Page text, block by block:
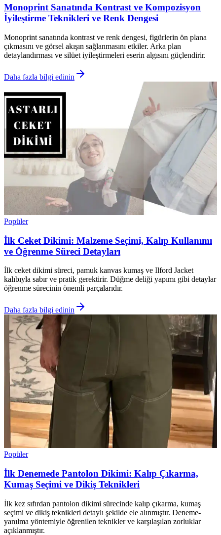
Monoprint Sanatında Kontrast ve Kompozisyon
İyileştirme Teknikleri ve Renk Dengesi
Monoprint sanatında kontrast ve renk dengesi, figürlerin ön plana
çıkmasını ve görsel akışın sağlanmasını etkiler. Arka plan
detaylandırması ve silüet iyileştirmeleri eserin algısını güçlendirir.
Daha fazla bilgi edinin
Popüler
İlk Ceket Dikimi: Malzeme Seçimi, Kalıp Kullanımı
ve Öğrenme Süreci Detayları
İlk ceket dikimi süreci, pamuk kanvas kumaş ve Ilford Jacket
kalıbıyla sabır ve pratik gerektirir. Düğme deliği yapımı gibi detaylar
öğrenme sürecinin önemli parçalarıdır.
Daha fazla bilgi edinin
Popüler
İlk Denemede Pantolon Dikimi: Kalıp Çıkarma,
Kumaş Seçimi ve Dikiş Teknikleri
İlk kez sıfırdan pantolon dikimi sürecinde kalıp çıkarma, kumaş
seçimi ve dikiş teknikleri detaylı şekilde ele alınmıştır. Deneme-
yanılma yöntemiyle öğrenilen teknikler ve karşılaşılan zorluklar
açıklanmıştır.